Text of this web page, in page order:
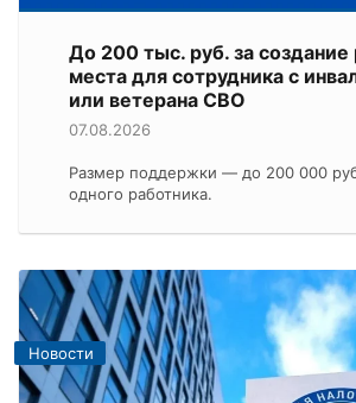
До 200 тыс. руб. за создание
места для сотрудника с
или ветерана СВО
07.08.2026
Размер поддержки — до 200 000
одного работника.
Новости